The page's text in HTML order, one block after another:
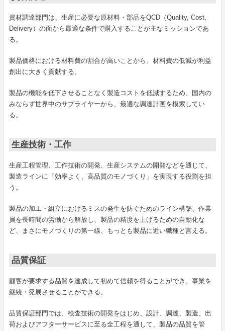
資材調達部門は、生産に必要な原材料・部品をQCD（Quality, Cost,
Delivery）の面から最適な条件で購入することが主なミッションであ
る。
製品価格における材料費の割合が高いことから、材料費の低減が利益
創出に大きく貢献する。
製品の機能を低下させることなく製造コストを低減するため、国内の
みならず世界中のサプライヤーから、最適な調達計画を模索してい
る。
生産技術・工作
生産工程管理、工作技術の開発、生産システムの開発などを通じて、
製造ラインに「効率よく、高品質のモノづくり」を実現する役割を担
う。
製品の加工・組立におけるミスの発生を防ぐためのライン構築、作業
員を長時間の労働から解放し、製品の精度を上げるための自動化な
ど、まさにモノづくりの第一線、もっとも製品に近い職種と言える。
品質保証
顧客が要求する品質を達成して初めて信頼を得ることができ、事業を
継続・発展させることができる。
品質保証部門では、検査技術の開発をはじめ、設計、調達、製造、出
荷およびアフターサービスに至る全工程を通して、製品の品質を管